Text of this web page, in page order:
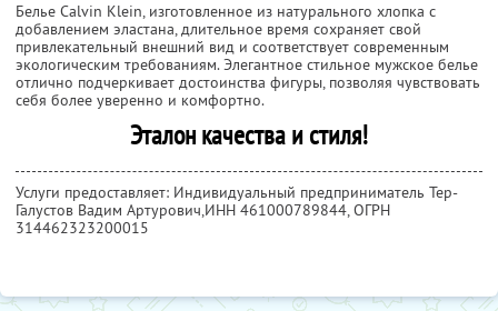
Белье Calvin Klein, изготовленное из натурального хлопка с
добавлением эластана, длительное время сохраняет свой
привлекательный внешний вид и соответствует современным
экологическим требованиям. Элегантное стильное мужское белье
отлично подчеркивает достоинства фигуры, позволяя чувствовать
себя более уверенно и комфортно.
Эталон качества и стиля!
Услуги предоставляет: Индивидуальный предприниматель Тер-
Галустов Вадим Артурович,ИНН 461000789844, ОГРН
314462323200015